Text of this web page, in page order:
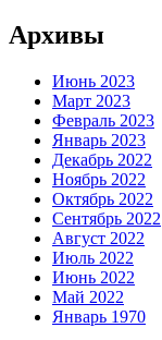
Архивы
Июнь 2023
Март 2023
Февраль 2023
Январь 2023
Декабрь 2022
Ноябрь 2022
Октябрь 2022
Сентябрь 2022
Август 2022
Июль 2022
Июнь 2022
Май 2022
Январь 1970